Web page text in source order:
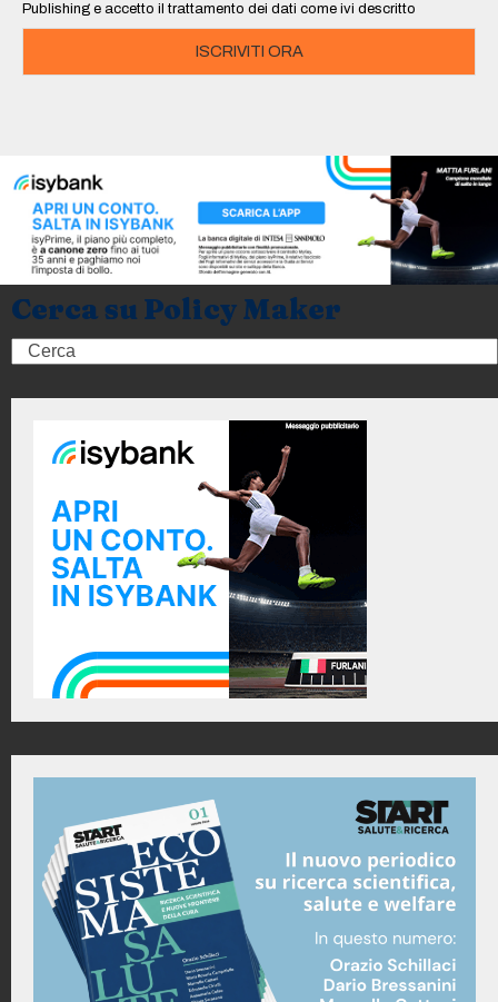
Publishing e accetto il trattamento dei dati come ivi descritto
ISCRIVITI ORA
Cerca su Policy Maker
Search